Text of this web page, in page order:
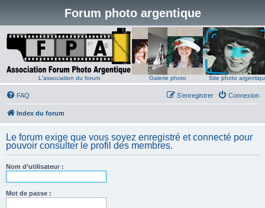
Forum photo argentique
L'association du forum Galerie photo Site photo
FAQ Connexion
S’enregistrer
Index du forum
Le forum exige que vous soyez enregistré et connecté pour
pouvoir consulter le profil des membres.
Nom d’utilisateur :
Mot de passe :